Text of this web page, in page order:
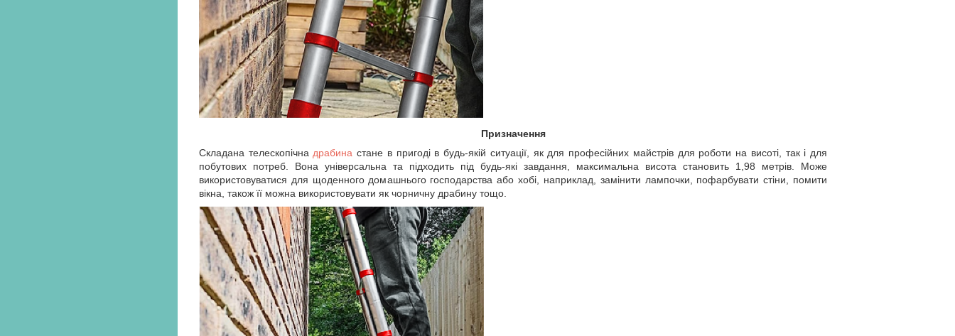
Призначення
Складана телескопічна драбина стане в пригоді в будь-якій ситуації, як для професійних майстрів для роботи на висоті, так і для
побутових потреб. Вона універсальна та підходить під будь-які завдання, максимальна висота становить 1,98 метрів. Може
використовуватися для щоденного домашнього господарства або хобі, наприклад, замінити лампочки, пофарбувати стіни, помити
вікна, також її можна використовувати як чорничну драбину тощо.